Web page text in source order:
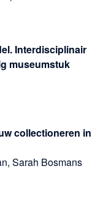
Interdisciplinair
museumstuk
collectioneren in
Sarah Bosmans